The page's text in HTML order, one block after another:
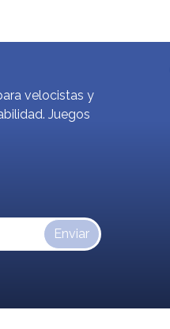
velocistas y
Juegos
Enviar